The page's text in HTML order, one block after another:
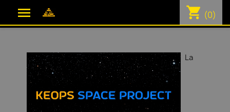
 shopping_cart (0)
La